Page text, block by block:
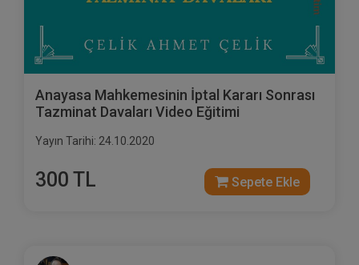
Anayasa Mahkemesinin İptal Kararı Sonrası
Tazminat Davaları Video Eğitimi
Yayın Tarihi: 24.10.2020
300 TL Sepete Ekle